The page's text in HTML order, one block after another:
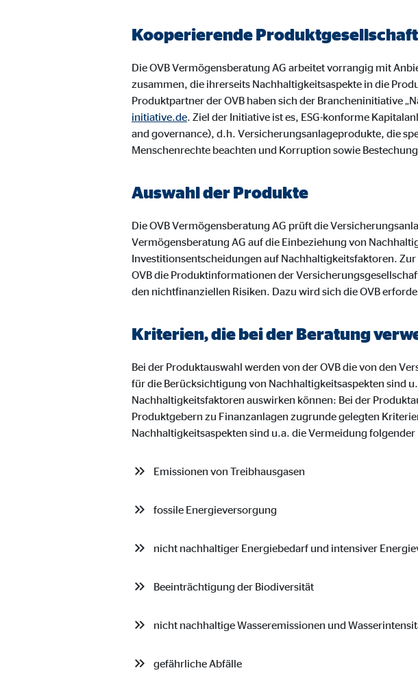
Kooperierende
Die OVB Vermögensberatung AG arbeitet vorrangig mit
zusammen, die ihrerseits Nachhaltigkeitsaspekte in die
Produktpartner der OVB haben sich der Brancheninitiative
initiative.de. Ziel der Initiative ist es, ESG-konforme
and governance), d.h. Versicherungsanlageprodukte, die
Menschenrechte beachten und Korruption sowie
Auswahl der Produkte
Die OVB Vermögensberatung AG prüft die
Vermögensberatung AG auf die Einbeziehung von
Investitionsentscheidungen auf Nachhaltigkeitsfaktoren.
OVB die Produktinformationen der
den nichtfinanziellen Risiken. Dazu wird sich die OVB
Kriterien, die bei der Beratung
Bei der Produktauswahl werden von der OVB die von den
für die Berücksichtigung von Nachhaltigkeitsaspekten sind
Nachhaltigkeitsfaktoren auswirken können: Bei der
Produktgebern zu Finanzanlagen zugrunde gelegten
Nachhaltigkeitsaspekten sind u.a. die Vermeidung
Emissionen von Treibhausgasen
fossile Energieversorgung
nicht nachhaltiger Energiebedarf und intensiver
Beeinträchtigung der Biodiversität
nicht nachhaltige Wasseremissionen und
gefährliche Abfälle
JW Player | Empfänger: OVB, Long Tail Ad Solutions Inc.
jwplayer
Anbieter: LongTail Ad Solutions Inc.
Zweck: Einbinden von Videos
Cookie Laufzeit: 24 Monate
Expert Systems AG
Darstellung des
Anbieter: Vimeo.com, Inc.
Zweck: Einbinden von Videos
Cookie Laufzeit: 24 Monate